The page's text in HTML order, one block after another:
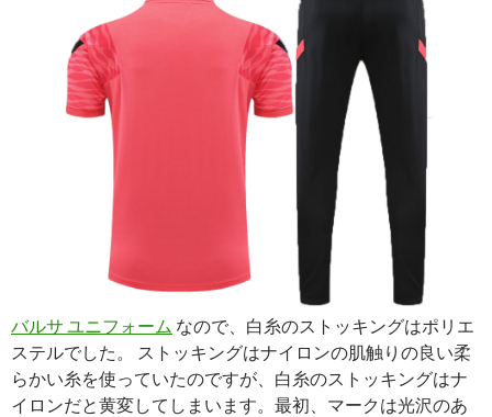
バルサ ユニフォーム なので、白糸のストッキングはポリエ
ステルでした。 ストッキングはナイロンの肌触りの良い柔
らかい糸を使っていたのですが、白糸のストッキングはナ
イロンだと黄変してしまいます。最初、マークは光沢のあ